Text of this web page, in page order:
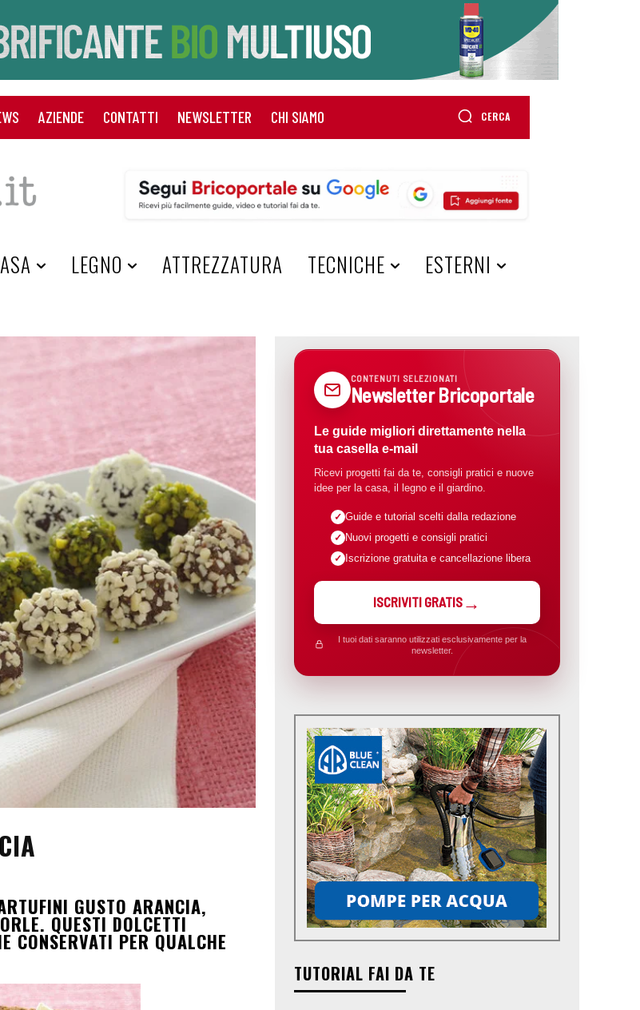
AZIENDE CONTATTI NEWSLETTER CHI SIAMO CERCA
LEGNO ATTREZZATURA TECNICHE ESTERNI
GUSTO ARANCIA,
QUESTI DOLCETTI
CONSERVATI PER QUALCHE
CONTENUTI SELEZIONATI
Newsletter Bricoportale
Le guide migliori direttamente nella
tua casella e-mail
Ricevi progetti fai da te, consigli pratici e nuove
idee per la casa, il legno e il giardino.
Guide e tutorial scelti dalla redazione
Nuovi progetti e consigli pratici
Iscrizione gratuita e cancellazione libera
ISCRIVITI GRATIS
I tuoi dati saranno utilizzati esclusivamente per la
newsletter.
TUTORIAL FAI DA TE